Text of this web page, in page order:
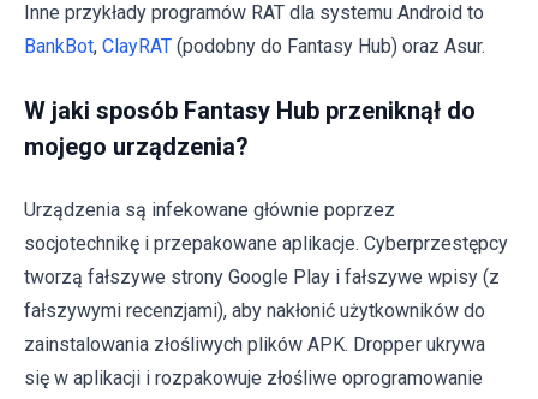
Inne przykłady programów RAT dla systemu Android to
BankBot, ClayRAT (podobny do Fantasy Hub) oraz Asur.
W jaki sposób Fantasy Hub przeniknął do
mojego urządzenia?
Urządzenia są infekowane głównie poprzez
socjotechnikę i przepakowane aplikacje. Cyberprzestępcy
tworzą fałszywe strony Google Play i fałszywe wpisy (z
fałszywymi recenzjami), aby nakłonić użytkowników do
zainstalowania złośliwych plików APK. Dropper ukrywa
się w aplikacji i rozpakowuje złośliwe oprogramowanie